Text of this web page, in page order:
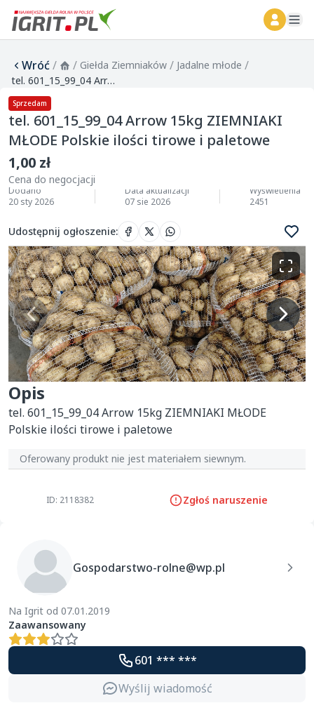
Wróć/ / Giełda Ziemniaków / Jadalne młode /
tel. 601_15_99_04 Arrow 15kg ZIEMNIAKI MŁODE Polskie ilości tirowe i paletowe
Sprzedam
tel. 601_15_99_04 Arrow 15kg ZIEMNIAKI
MŁODE Polskie ilości tirowe i paletowe
1,00 zł
Cena do negocjacji
Dodano
20 sty 2026
Data aktualizacji
07 sie 2026
Wyświetlenia
2451
Udostępnij ogłoszenie:
Opis
tel. 601_15_99_04 Arrow 15kg ZIEMNIAKI MŁODE
Polskie ilości tirowe i paletowe
Oferowany produkt nie jest materiałem siewnym.
ID: 2118382 Zgłoś naruszenie
Gospodarstwo-rolne@wp.pl
Na Igrit od 07.01.2019
Zaawansowany
601 *** ***
Wyślij wiadomość